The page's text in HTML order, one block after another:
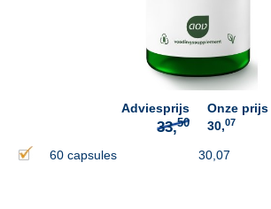
Adviesprijs
Onze prijs
30,07
60 capsules 30,07